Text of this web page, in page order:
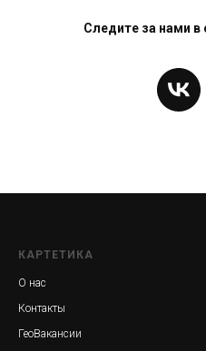
Следите за нами в
КАРТЕТИКА
О нас
Контакты
ГеоВакансии